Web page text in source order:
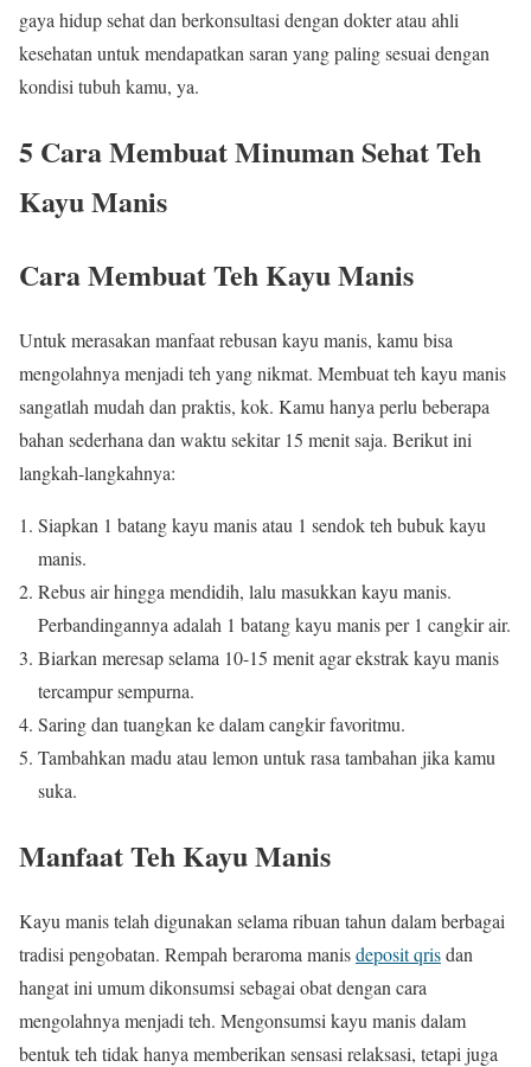
gaya hidup sehat dan berkonsultasi dengan dokter atau ahli
kesehatan untuk mendapatkan saran yang paling sesuai dengan
kondisi tubuh kamu, ya.
5 Cara Membuat Minuman Sehat Teh
Kayu Manis
Cara Membuat Teh Kayu Manis
Untuk merasakan manfaat rebusan kayu manis, kamu bisa
mengolahnya menjadi teh yang nikmat. Membuat teh kayu manis
sangatlah mudah dan praktis, kok. Kamu hanya perlu beberapa
bahan sederhana dan waktu sekitar 15 menit saja. Berikut ini
langkah-langkahnya:
Siapkan 1 batang kayu manis atau 1 sendok teh bubuk kayu
manis.
Rebus air hingga mendidih, lalu masukkan kayu manis.
Perbandingannya adalah 1 batang kayu manis per 1 cangkir air.
Biarkan meresap selama 10-15 menit agar ekstrak kayu manis
tercampur sempurna.
Saring dan tuangkan ke dalam cangkir favoritmu.
Tambahkan madu atau lemon untuk rasa tambahan jika kamu
suka.
Manfaat Teh Kayu Manis
Kayu manis telah digunakan selama ribuan tahun dalam berbagai
tradisi pengobatan. Rempah beraroma manisdeposit qrisdan
hangat ini umum dikonsumsi sebagai obat dengan cara
mengolahnya menjadi teh. Mengonsumsi kayu manis dalam
bentuk teh tidak hanya memberikan sensasi relaksasi, tetapi juga